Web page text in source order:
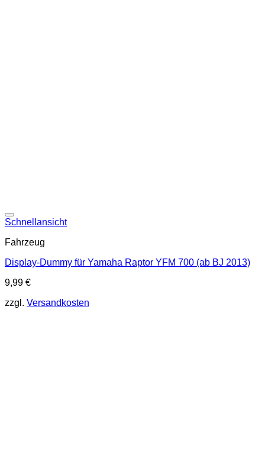
Schnellansicht
Fahrzeug
Display-Dummy für Yamaha Raptor YFM 700 (ab BJ 2013)
9,99 €
zzgl. Versandkosten